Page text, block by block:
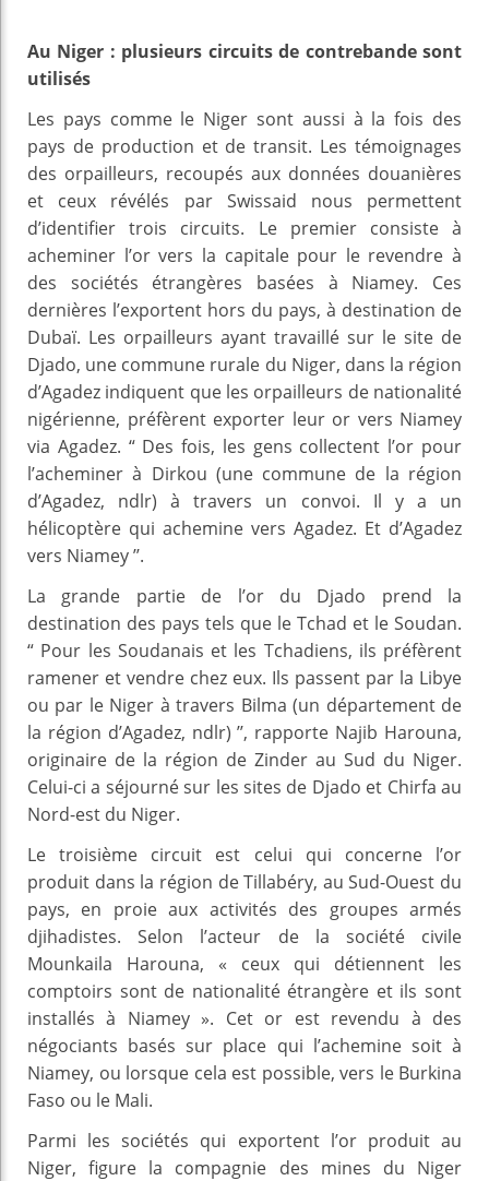
Au Niger : plusieurs circuits de contrebande sont
utilisés
Les pays comme le Niger sont aussi à la fois des
pays de production et de transit. Les témoignages
des orpailleurs, recoupés aux données douanières
et ceux révélés par Swissaid nous permettent
d’identifier trois circuits. Le premier consiste à
acheminer l’or vers la capitale pour le revendre à
des sociétés étrangères basées à Niamey. Ces
dernières l’exportent hors du pays, à destination de
Dubaï. Les orpailleurs ayant travaillé sur le site de
Djado, une commune rurale du Niger, dans la région
d’Agadez indiquent que les orpailleurs de nationalité
nigérienne, préfèrent exporter leur or vers Niamey
via Agadez. “ Des fois, les gens collectent l’or pour
l’acheminer à Dirkou (une commune de la région
d’Agadez, ndlr) à travers un convoi. Il y a un
hélicoptère qui achemine vers Agadez. Et d’Agadez
vers Niamey ’’.
La grande partie de l’or du Djado prend la
destination des pays tels que le Tchad et le Soudan.
“ Pour les Soudanais et les Tchadiens, ils préfèrent
ramener et vendre chez eux. Ils passent par la Libye
ou par le Niger à travers Bilma (un département de
la région d’Agadez, ndlr) ’’, rapporte Najib Harouna,
originaire de la région de Zinder au Sud du Niger.
Celui-ci a séjourné sur les sites de Djado et Chirfa au
Nord-est du Niger.
Le troisième circuit est celui qui concerne l’or
produit dans la région de Tillabéry, au Sud-Ouest du
pays, en proie aux activités des groupes armés
djihadistes. Selon l’acteur de la société civile
Mounkaila Harouna, « ceux qui détiennent les
comptoirs sont de nationalité étrangère et ils sont
installés à Niamey ». Cet or est revendu à des
négociants basés sur place qui l’achemine soit à
Niamey, ou lorsque cela est possible, vers le Burkina
Faso ou le Mali.
Parmi les sociétés qui exportent l’or produit au
Niger, figure la compagnie des mines du Niger